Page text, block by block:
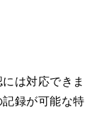
は対応できま
録が可能な特